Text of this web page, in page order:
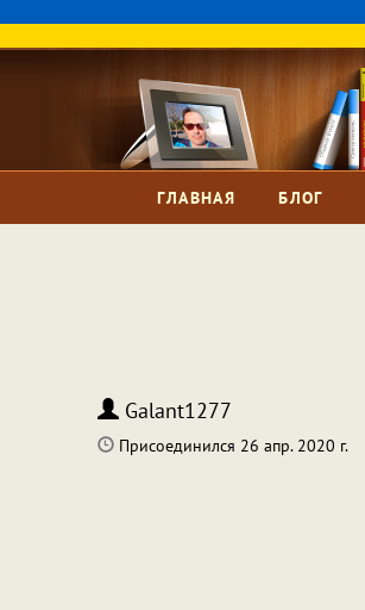
ГЛАВНАЯ БЛОГ
Galant1277
Присоединился 26 апр. 2020 г.